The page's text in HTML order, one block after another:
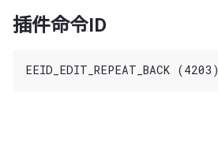
插件命令ID